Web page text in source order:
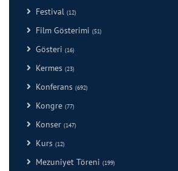
Festival (12)
Film Gösterimi (51)
Gösteri (16)
Kermes (23)
Konferans (692)
Kongre (77)
Konser (147)
Kurs (12)
Mezuniyet Töreni (199)